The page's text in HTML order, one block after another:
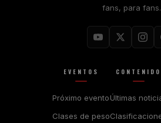
fans, para fans.
EVENTOS
Próximo evento
Clases de peso
CONTENIDO
Últimas